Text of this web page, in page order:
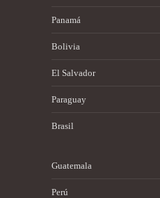
Panamá
Bolivia
El Salvador
Paraguay
Brasil
Guatemala
Perú